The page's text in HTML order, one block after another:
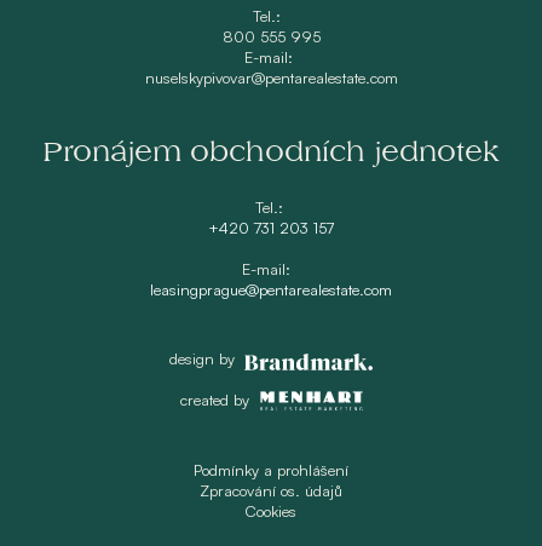
Tel.:
800 555 995
E-mail:
nuselskypivovar@pentarealestate.com
Pronájem obchodních jednotek
Tel.:
+420 731 203 157
E-mail:
leasingprague@pentarealestate.com
design by
created by
Podmínky a prohlášení
Zpracování os. údajů
Cookies